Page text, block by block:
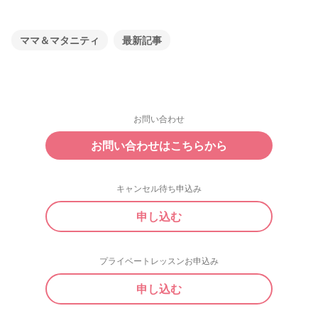
ママ＆マタニティ 最新記事
お問い合わせ
お問い合わせはこちらから
キャンセル待ち申込み
申し込む
プライベートレッスンお申込み
申し込む